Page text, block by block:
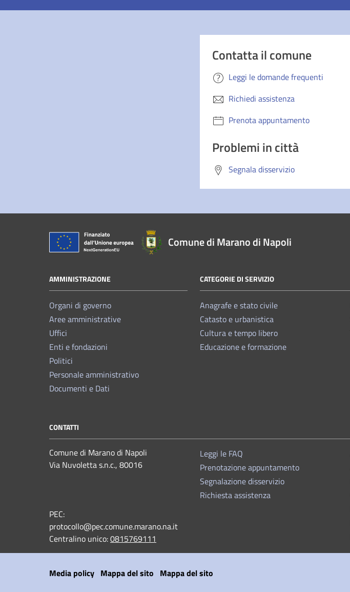
Contatta il comune
Leggi le domande frequenti
Richiedi assistenza
Prenota appuntamento
Problemi in città
Segnala disservizio
Comune di Marano di Napoli
AMMINISTRAZIONE
Organi di governo
Aree amministrative
Uffici
Enti e fondazioni
Politici
Personale amministrativo
Documenti e Dati
CATEGORIE DI SERVIZIO
Anagrafe e stato civile
Catasto e urbanistica
Cultura e tempo libero
Educazione e formazione
CONTATTI
Comune di Marano di Napoli
Via Nuvoletta s.n.c., 80016
PEC:
protocollo@pec.comune.marano.na.it
Centralino unico:0815769111
Leggi le FAQ
Prenotazione appuntamento
Segnalazione disservizio
Richiesta assistenza
Media policy Mappa del sito Mappa del sito